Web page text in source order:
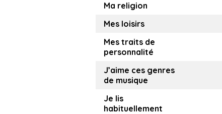
Ma religion
Mes loisirs
Mes traits de
personnalité
J’aime ces genres
de musique
Je lis
habituellement